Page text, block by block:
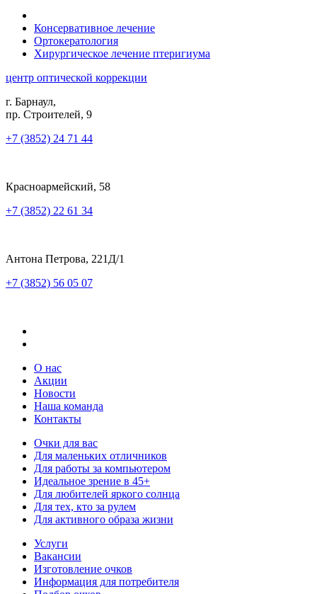
Консервативное лечение
Ортокератология
Хирургическое лечение птеригиума
центр оптической коррекции
г. Барнаул,
пр. Строителей, 9
+7 (3852) 24 71 44
Красноармейский, 58
+7 (3852) 22 61 34
Антона Петрова, 221Д/1
+7 (3852) 56 05 07
О нас
Акции
Новости
Наша команда
Контакты
Очки для вас
Для маленьких отличников
Для работы за компьютером
Идеальное зрение в 45+
Для любителей яркого солнца
Для тех, кто за рулем
Для активного образа жизни
Услуги
Вакансии
Изготовление очков
Информация для потребителя